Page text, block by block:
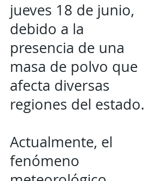
jueves 18 de junio,
debido a la
presencia de una
masa de polvo que
afecta diversas
regiones del estado.
Actualmente, el
fenómeno